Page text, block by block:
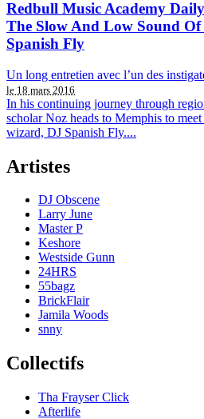
Redbull Music Academy
The Slow And Low Sound Of
Spanish Fly
Un long entretien avec l’un des
le 18 mars 2016
In his continuing journey through
scholar Noz heads to Memphis to
wizard, DJ Spanish Fly....
Artistes
DJ Obscene
Larry June
Master P
Keshore
Westside Gunn
24HRS
55bagz
BrickFlair
Jamila Woods
snny
Collectifs
Tha Frayser Click
Afterlife